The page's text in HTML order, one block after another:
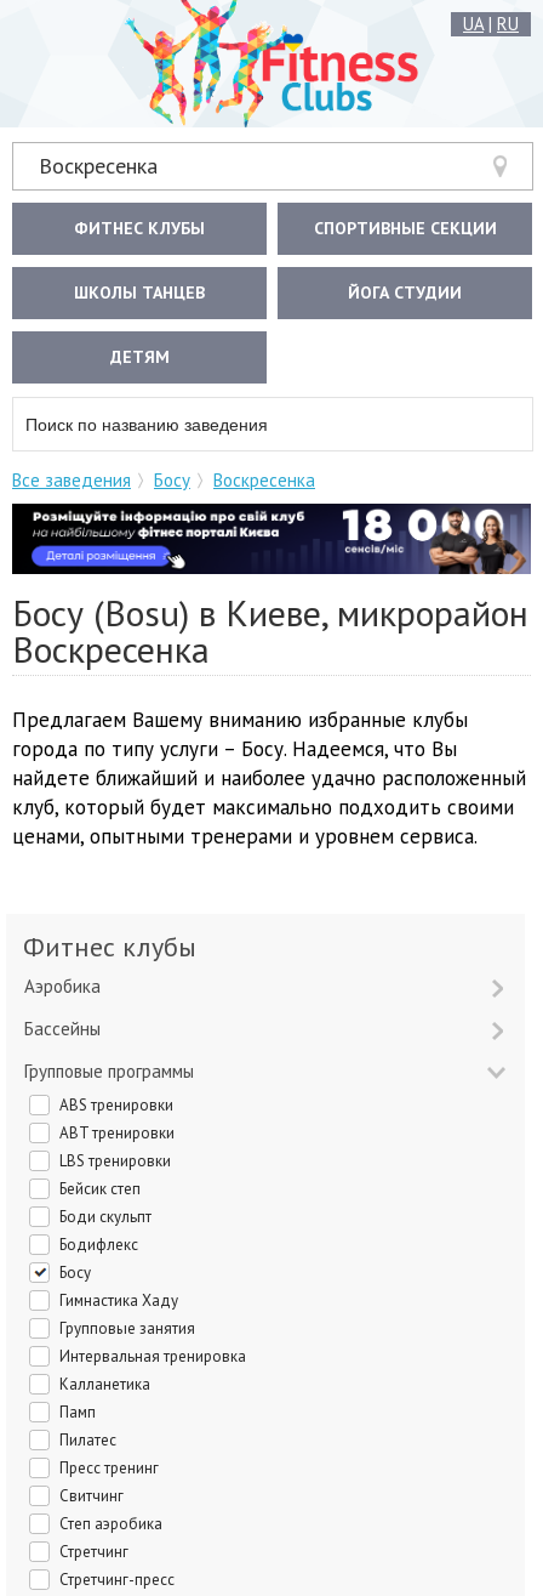
UA| RU
Воскресенка
ФИТНЕС КЛУБЫ СПОРТИВНЫЕ СЕКЦИИ
ШКОЛЫ ТАНЦЕВ ЙОГА СТУДИИ
ДЕТЯМ
Все заведения Босу Воскресенка
Босу (Bosu) в Киеве, микрорайон
Воскресенка
Предлагаем Вашему вниманию избранные клубы
города по типу услуги – Босу. Надеемся, что Вы
найдете ближайший и наиболее удачно расположенный
клуб, который будет максимально подходить своими
ценами, опытными тренерами и уровнем сервиса.
Фитнес клубы
Аэробика
Бассейны
Групповые программы
ABS тренировки
ABT тренировки
LBS тренировки
Бейсик степ
Боди скульпт
Бодифлекс
Босу
Гимнастика Хаду
Групповые занятия
Интервальная тренировка
Калланетика
Памп
Пилатес
Пресс тренинг
Свитчинг
Степ аэробика
Стретчинг
Стретчинг-пресс